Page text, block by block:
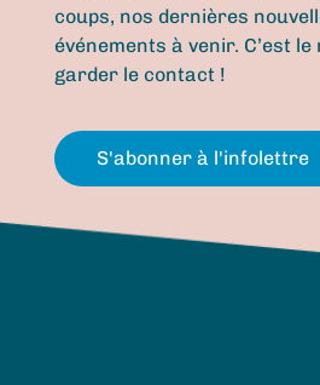
coups, nos dernières
événements à venir. C’est
garder le contact !
S'abonner à l'infolettre